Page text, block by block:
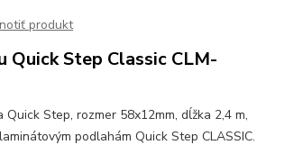
produkt
Quick Step Classic CLM-
Step, rozmer 58x12mm, dĺžka 2,4 m,
podlahám Quick Step CLASSIC.